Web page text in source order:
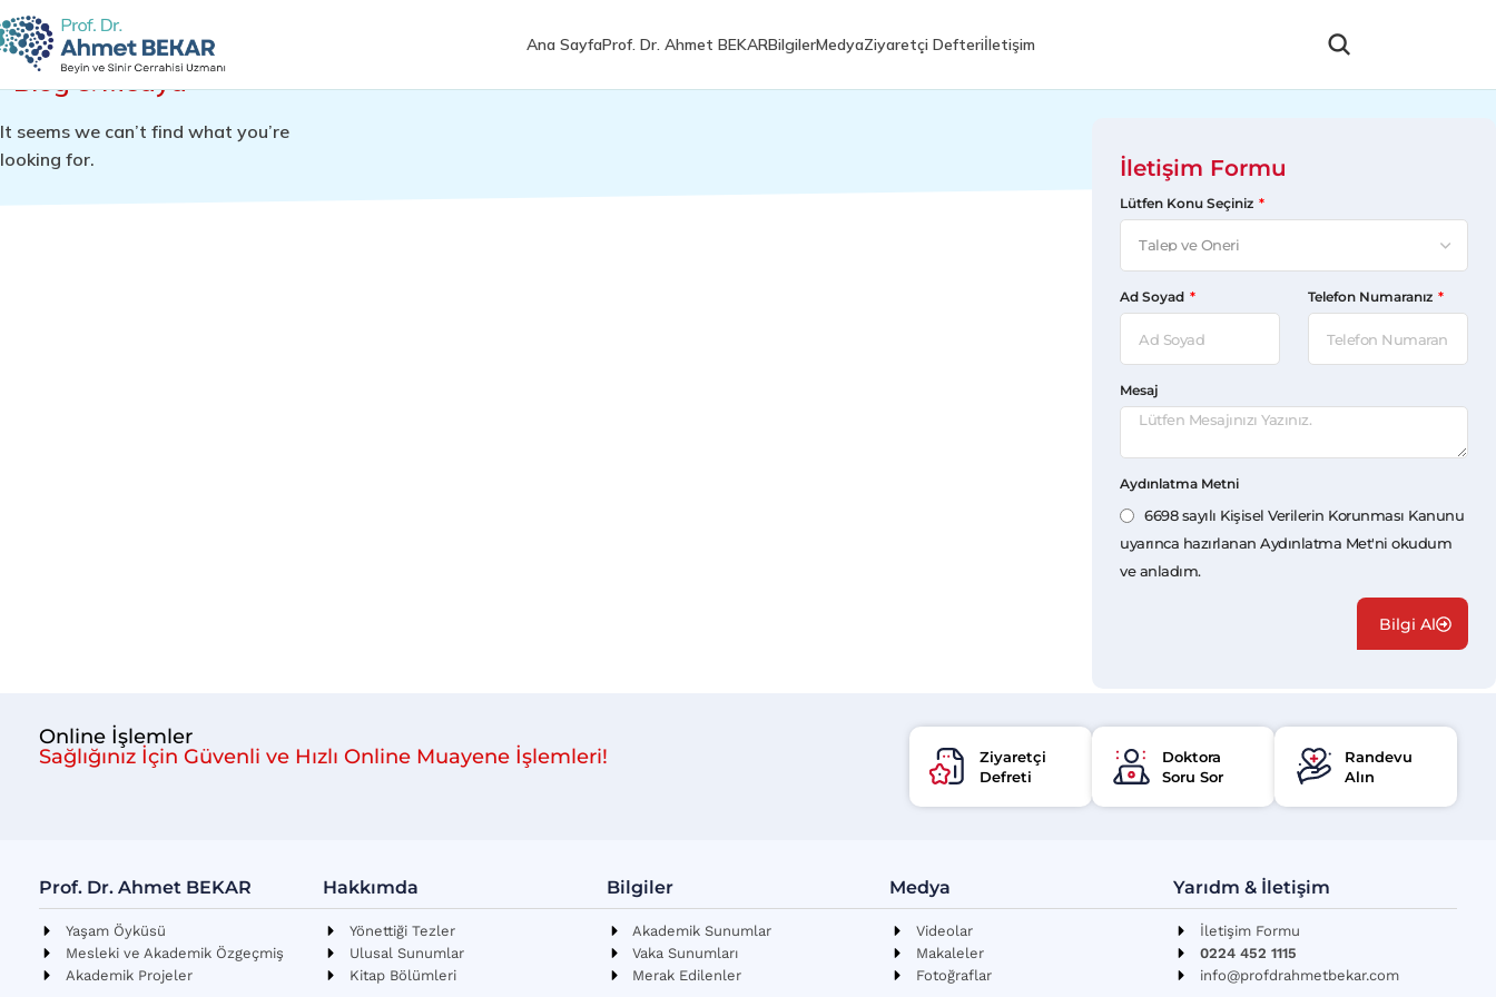
Ana SayfaProf. Dr. Ahmet BEKARBilgilerMedyaZiyaretçi Defteriİletişim
Blog & Medya
It seems we can’t find what you’re
looking for.
İletişim Formu
Lütfen Konu Seçiniz
Ad Soyad Telefon Numaranız
Mesaj
Aydınlatma Metni
6698 sayılı Kişisel Verilerin Korunması Kanunu
uyarınca hazırlanan Aydınlatma Met'ni okudum
ve anladım.
Bilgi Al
Online İşlemler
Sağlığınız İçin Güvenli ve Hızlı Online Muayene İşlemleri!
Ziyaretçi
Defreti
Doktora
Soru Sor
Randevu
Alın
Prof. Dr. Ahmet BEKAR
Yaşam Öyküsü
Mesleki ve Akademik Özgeçmiş
Akademik Projeler
Hakkımda
Yönettiği Tezler
Ulusal Sunumlar
Kitap Bölümleri
Bilgiler
Akademik Sunumlar
Vaka Sunumları
Merak Edilenler
Medya
Videolar
Makaleler
Fotoğraflar
Yarıdm & İletişim
İletişim Formu
0224 452 1115
info@profdrahmetbekar.com